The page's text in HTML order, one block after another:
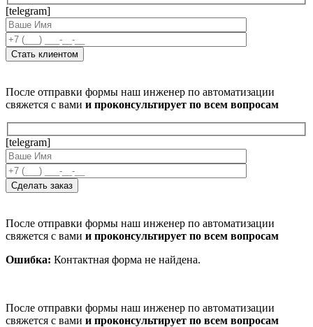
[telegram]
После отправки формы наш инженер по автоматизации
свяжется с вами и проконсультирует по всем вопросам
[telegram]
После отправки формы наш инженер по автоматизации
свяжется с вами и проконсультирует по всем вопросам
Ошибка: Контактная форма не найдена.
После отправки формы наш инженер по автоматизации
свяжется с вами и проконсультирует по всем вопросам